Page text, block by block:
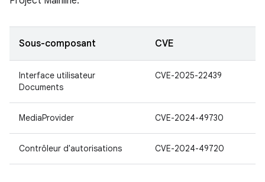
Sous-composant CVE
Interface utilisateur
Documents
CVE-2025-22439
MediaProvider CVE-2024-49730
Contrôleur d'autorisations CVE-2024-49720